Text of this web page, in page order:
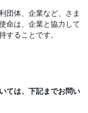
団体、企業など、さま
命は、企業と協力して
することです。
ては、下記までお問い